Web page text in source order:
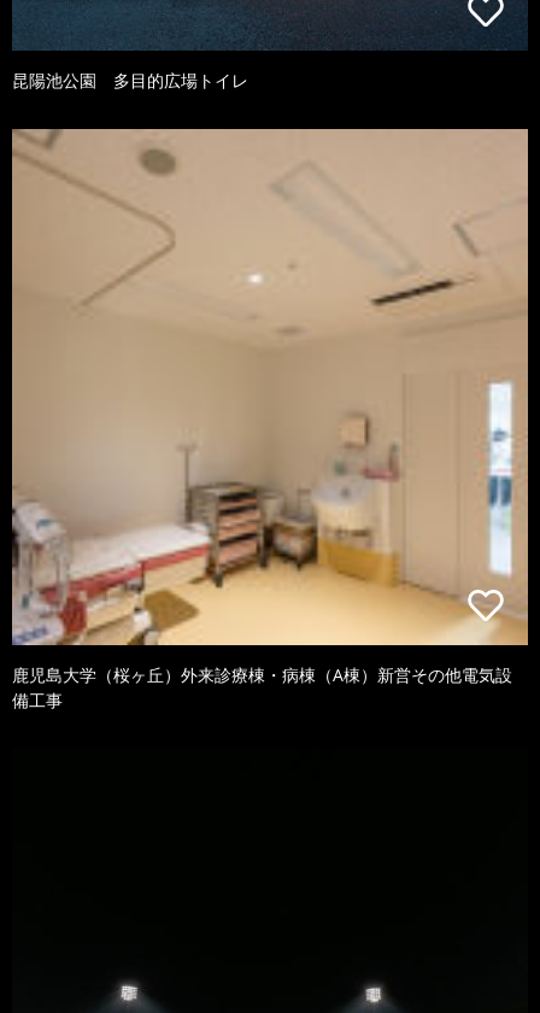
昆陽池公園 多目的広場トイレ
鹿児島大学（桜ヶ丘）外来診療棟・病棟（A棟）新営その他電気設
備工事